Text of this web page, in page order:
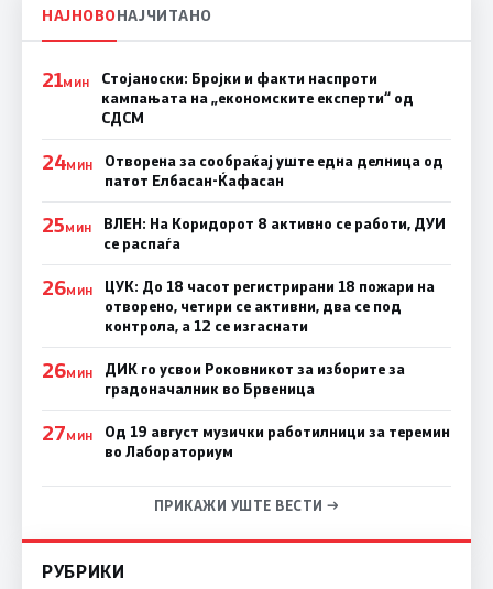
НАЈНОВОНАЈЧИТАНО
21МИН
Стојаноски: Бројки и факти наспроти
кампањата на „економските експерти“ од
СДСM
24МИН
Отворена за сообраќај уште една делница од
патот Елбасан-Ќафасан
25МИН
ВЛЕН: На Коридорот 8 активно се работи, ДУИ
се распаѓа
26МИН
ЦУК: До 18 часот регистрирани 18 пожари на
отворено, четири се активни, два се под
контрола, а 12 се изгаснати
26МИН
ДИК го усвои Роковникот за изборите за
градоначалник во Брвеница
27МИН
Од 19 август музички работилници за теремин
во Лабораториум
ПРИКАЖИ УШТЕ ВЕСТИ →
РУБРИКИ